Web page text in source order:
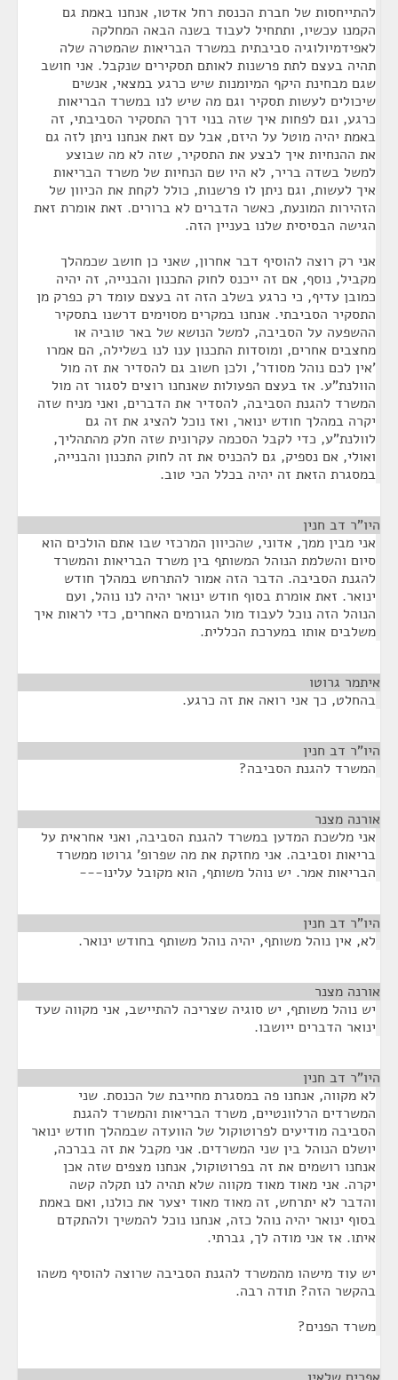
להתייחסות של חברת הכנסת רחל אדטו, אנחנו באמת גם
הקמנו עכשיו, ותתחיל לעבוד בשנה הבאה המחלקה
לאפידמיולוגיה סביבתית במשרד הבריאות שהמטרה שלה
תהיה בעצם לתת פרשנות לאותם תסקירים שנקבל. אני חושב
שגם מבחינת היקף המיומנות שיש כרגע במצאי, אנשים
שיכולים לעשות תסקיר וגם מה שיש לנו במשרד הבריאות
כרגע, וגם לפחות איך שזה בנוי דרך התסקיר הסביבתי, זה
באמת יהיה מוטל על היזם, אבל עם זאת אנחנו ניתן לזה גם
את ההנחיות איך לבצע את התסקיר, שזה לא מה שבוצע
למשל בשדה בריר, לא היו שם הנחיות של משרד הבריאות
איך לעשות, וגם ניתן לו פרשנות, כולל לקחת את הכיוון של
הזהירות המונעת, כאשר הדברים לא ברורים. זאת אומרת זאת
הגישה הבסיסית שלנו בעניין הזה.
אני רק רוצה להוסיף דבר אחרון, שאני כן חושב שכמהלך
מקביל, נוסף, אם זה ייכנס לחוק התכנון והבנייה, זה יהיה
כמובן עדיף, כי כרגע בשלב הזה זה בעצם עומד רק כפרק מן
התסקיר הסביבתי. אנחנו במקרים מסוימים דרשנו בתסקיר
ההשפעה על הסביבה, למשל הנושא של באר טוביה או
מחצבים אחרים, ומוסדות התכנון ענו לנו בשלילה, הם אמרו
'אין לכם נוהל מסודר', ולכן חשוב גם להסדיר את זה מול
הוולנת"ע. אז בעצם הפעולות שאנחנו רוצים לסגור זה מול
המשרד להגנת הסביבה, להסדיר את הדברים, ואני מניח שזה
יקרה במהלך חודש ינואר, ואז נוכל להציג את זה גם
לוולנת"ע, כדי לקבל הסכמה עקרונית שזה חלק מהתהליך,
ואולי, אם נספיק, גם להכניס את זה לחוק התכנון והבנייה,
במסגרת הזאת זה יהיה בכלל הכי טוב.
היו"ר דב חנין
אני מבין ממך, אדוני, שהכיוון המרכזי שבו אתם הולכים הוא
סיום והשלמת הנוהל המשותף בין משרד הבריאות והמשרד
להגנת הסביבה. הדבר הזה אמור להתרחש במהלך חודש
ינואר. זאת אומרת בסוף חודש ינואר יהיה לנו נוהל, ועם
הנוהל הזה נוכל לעבוד מול הגורמים האחרים, כדי לראות איך
משלבים אותו במערכת הכללית.
איתמר גרוטו
בהחלט, כך אני רואה את זה כרגע.
היו"ר דב חנין
המשרד להגנת הסביבה?
אורנה מצנר
אני מלשכת המדען במשרד להגנת הסביבה, ואני אחראית על
בריאות וסביבה. אני מחזקת את מה שפרופ' גרוטו ממשרד
הבריאות אמר. יש נוהל משותף, הוא מקובל עלינו---
היו"ר דב חנין
לא, אין נוהל משותף, יהיה נוהל משותף בחודש ינואר.
אורנה מצנר
יש נוהל משותף, יש סוגיה שצריכה להתיישב, אני מקווה שעד
ינואר הדברים ייושבו.
היו"ר דב חנין
לא מקווה, אנחנו פה במסגרת מחייבת של הכנסת. שני
המשרדים הרלוונטיים, משרד הבריאות והמשרד להגנת
הסביבה מודיעים לפרוטוקול של הוועדה שבמהלך חודש ינואר
יושלם הנוהל בין שני המשרדים. אני מקבל את זה בברכה,
אנחנו רושמים את זה בפרוטוקול, אנחנו מצפים שזה אכן
יקרה. אני מאוד מאוד מקווה שלא תהיה לנו תקלה קשה
והדבר לא יתרחש, זה מאוד מאוד יצער את כולנו, ואם באמת
בסוף ינואר יהיה נוהל כזה, אנחנו נוכל להמשיך ולהתקדם
איתו. אז אני מודה לך, גברתי.
יש עוד מישהו מהמשרד להגנת הסביבה שרוצה להוסיף משהו
בהקשר הזה? תודה רבה.
משרד הפנים?